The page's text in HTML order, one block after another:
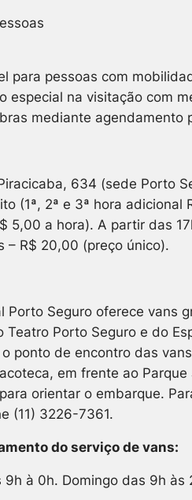
para pessoas com
especial na visitação com
mediante agendamento
634 (sede Porto
(1ª, 2ª e 3ª hora adicional
5,00 a hora). A partir das
– R$ 20,00 (preço único).
Porto Seguro oferece vans
Teatro Porto Seguro e do
ponto de encontro das
em frente ao
orientar o embarque.
(11) 3226-7361.
do serviço de vans:
à 0h. Domingo das 9h às